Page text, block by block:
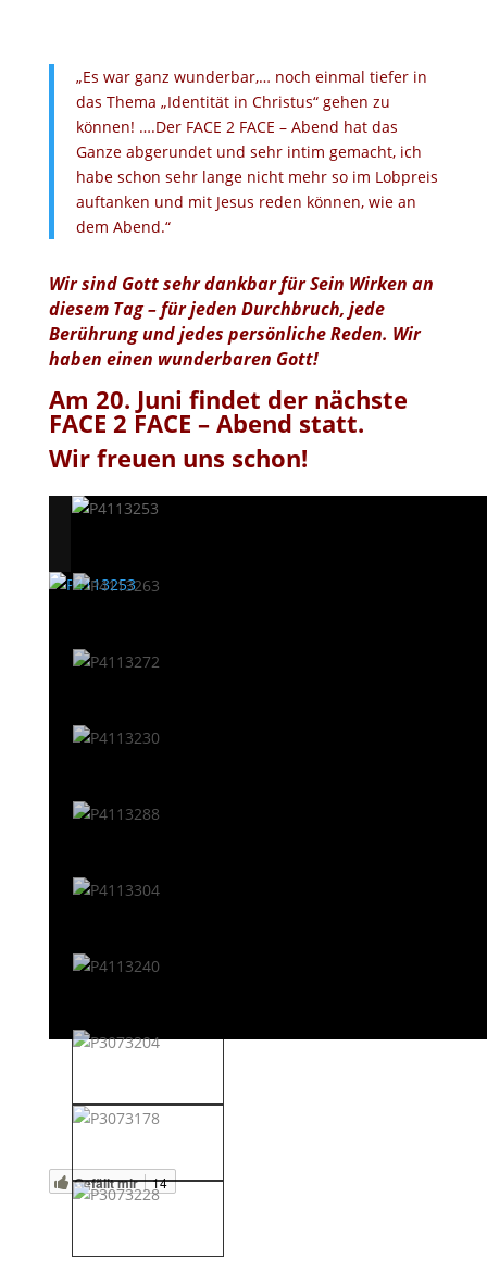
„Es war ganz wunderbar,… noch einmal tiefer in
das Thema „Identität in Christus“ gehen zu
können! ….Der FACE 2 FACE – Abend hat das
Ganze abgerundet und sehr intim gemacht, ich
habe schon sehr lange nicht mehr so im Lobpreis
auftanken und mit Jesus reden können, wie an
dem Abend.“
Wir sind Gott sehr dankbar für Sein Wirken an
diesem Tag – für jeden Durchbruch, jede
Berührung und jedes persönliche Reden. Wir
haben einen wunderbaren Gott!
Am 20. Juni findet der nächste
FACE 2 FACE – Abend statt.
Wir freuen uns schon!
Gefällt mir 14